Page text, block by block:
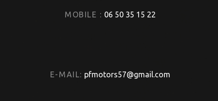
MOBILE : 06 50 35 15 22
E-MAIL: pfmotors57@gmail.com